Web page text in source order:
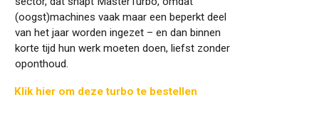
(oogst)machines vaak maar een beperkt deel
van het jaar worden ingezet – en dan binnen
korte tijd hun werk moeten doen, liefst zonder
oponthoud.
Klik hier om deze turbo te bestellen